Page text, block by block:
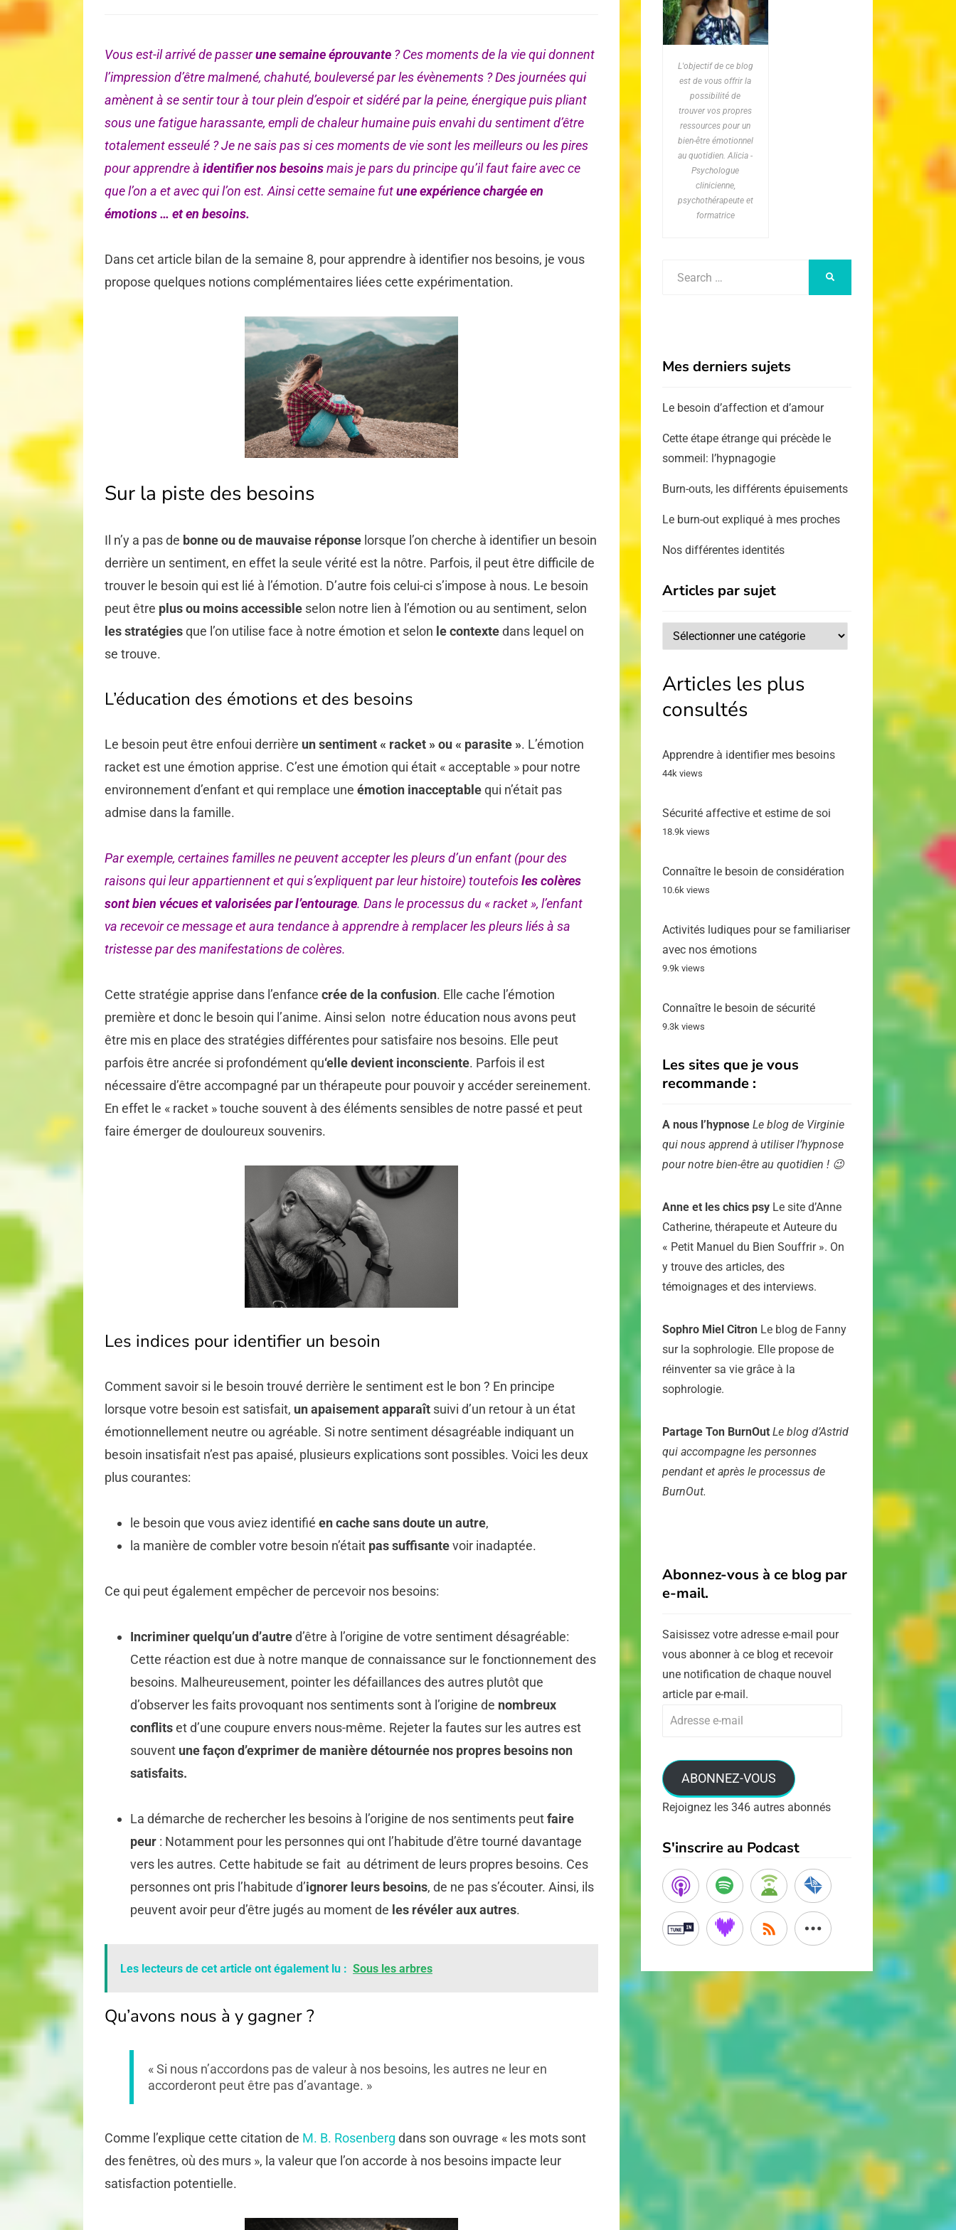
Vous est-il arrivé de passerune semaine éprouvante ? Ces moments de la vie qui donnent
l’impression d’être malmené, chahuté, bouleversé par les évènements ? Des journées qui
amènent à se sentir tour à tour plein d’espoir et sidéré par la peine, énergique puis pliant
sous une fatigue harassante, empli de chaleur humaine puis envahi du sentiment d’être
totalement esseulé ? Je ne sais pas si ces moments de vie sont les meilleurs ou les pires
pour apprendre à identifier nos besoinsmais je pars du principe qu’il faut faire avec ce
que l’on a et avec qui l’on est. Ainsi cette semaine futune expérience chargée en
émotions … et en besoins.
Dans cet article bilan de la semaine 8, pour apprendre à identifier nos besoins, je vous
propose quelques notions complémentaires liées cette expérimentation.
Sur la piste des besoins
Il n’y a pas de bonne ou de mauvaise réponse lorsque l’on cherche à identifier un besoin
derrière un sentiment, en effet la seule vérité est la nôtre. Parfois, il peut être difficile de
trouver le besoin qui est lié à l’émotion. D’autre fois celui-ci s’impose à nous. Le besoin
peut être plus ou moins accessible selon notre lien à l’émotion ou au sentiment, selon
les stratégiesque l’on utilise face à notre émotion et selon le contextedans lequel on
se trouve.
L’éducation des émotions et des besoins
Le besoin peut être enfoui derrière un sentiment « racket » ou « parasite ». L’émotion
racket est une émotion apprise. C’est une émotion qui était « acceptable » pour notre
environnement d’enfant et qui remplace une émotion inacceptablequi n’était pas
admise dans la famille.
Par exemple, certaines familles ne peuvent accepter les pleurs d’un enfant (pour des
raisons qui leur appartiennent et qui s’expliquent par leur histoire) toutefoisles colères
sont bien vécues et valorisées par l’entourage. Dans le processus du « racket », l’enfant
va recevoir ce message et aura tendance à apprendre à remplacer les pleurs liés à sa
tristesse par des manifestations de colères.
Cette stratégie apprise dans l’enfance crée de la confusion. Elle cache l’émotion
première et donc le besoin qui l’anime. Ainsi selon notre éducation nous avons peut
être mis en place des stratégies différentes pour satisfaire nos besoins. Elle peut
parfois être ancrée si profondément qu‘elle devient inconsciente. Parfois il est
nécessaire d’être accompagné par un thérapeute pour pouvoir y accéder sereinement.
En effet le « racket » touche souvent à des éléments sensibles de notre passé et peut
faire émerger de douloureux souvenirs.
Les indices pour identifier un besoin
Comment savoir si le besoin trouvé derrière le sentiment est le bon ? En principe
lorsque votre besoin est satisfait, un apaisement apparaît suivi d’un retour à un état
émotionnellement neutre ou agréable. Si notre sentiment désagréable indiquant un
besoin insatisfait n’est pas apaisé, plusieurs explications sont possibles. Voici les deux
plus courantes:
le besoin que vous aviez identifié en cache sans doute un autre,
la manière de combler votre besoin n’était pas suffisantevoir inadaptée.
Ce qui peut également empêcher de percevoir nos besoins:
Incriminer quelqu’un d’autred’être à l’origine de votre sentiment désagréable:
Cette réaction est due à notre manque de connaissance sur le fonctionnement des
besoins. Malheureusement, pointer les défaillances des autres plutôt que
d’observer les faits provoquant nos sentiments sont à l’origine de nombreux
conflitset d’une coupure envers nous-même. Rejeter la fautes sur les autres est
souvent une façon d’exprimer de manière détournée nos propres besoins non
satisfaits.
La démarche de rechercher les besoins à l’origine de nos sentiments peutfaire
peur : Notamment pour les personnes qui ont l’habitude d’être tourné davantage
vers les autres. Cette habitude se fait au détriment de leurs propres besoins. Ces
personnes ont pris l’habitude d’ignorer leurs besoins, de ne pas s’écouter. Ainsi, ils
peuvent avoir peur d’être jugés au moment de les révéler aux autres.
Les lecteurs de cet article ont également lu : Sous les arbres
Qu’avons nous à y gagner ?
« Si nous n’accordons pas de valeur à nos besoins, les autres ne leur en
accorderont peut être pas d’avantage. »
Comme l’explique cette citation de M. B. Rosenberg dans son ouvrage « les mots sont
des fenêtres, où des murs », la valeur que l’on accorde à nos besoins impacte leur
satisfaction potentielle.
L'objectif de ce blog
est de vous offrir la
possibilité de
trouver vos propres
ressources pour un
bien-être émotionnel
au quotidien. Alicia -
Psychologue
clinicienne,
psychothérapeute et
formatrice
Mes derniers sujets
Le besoin d’affection et d’amour
Cette étape étrange qui précède le
sommeil: l’hypnagogie
Burn-outs, les différents épuisements
Le burn-out expliqué à mes proches
Nos différentes identités
Articles par sujet
Articles
par
Articles les plus
consultés
Apprendre à identifier mes besoins
44k views
Sécurité affective et estime de soi
18.9k views
Connaître le besoin de considération
10.6k views
Activités ludiques pour se familiariser
avec nos émotions
9.9k views
Connaître le besoin de sécurité
9.3k views
Les sites que je vous
recommande :
A nous l’hypnose Le blog de Virginie
qui nous apprend à utiliser l’hypnose
pour notre bien-être au quotidien ! 😉
Anne et les chics psyLe site d’Anne
Catherine, thérapeute et Auteure du
« Petit Manuel du Bien Souffrir ». On
y trouve des articles, des
témoignages et des interviews.
Sophro Miel CitronLe blog de Fanny
sur la sophrologie. Elle propose de
réinventer sa vie grâce à la
sophrologie.
Partage Ton BurnOut Le blog d’Astrid
qui accompagne les personnes
pendant et après le processus de
BurnOut.
Abonnez-vous à ce blog par
e-mail.
Saisissez votre adresse e-mail pour
vous abonner à ce blog et recevoir
une notification de chaque nouvel
article par e-mail.
Adresse
ABONNEZ-VOUS
Rejoignez les 346 autres abonnés
S'inscrire au Podcast